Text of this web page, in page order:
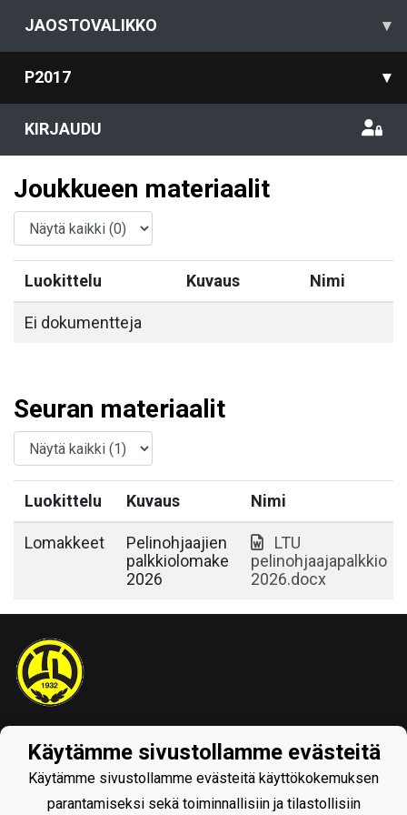
JAOSTOVALIKKO ▾
P2017 ▾
KIRJAUDU
Joukkueen materiaalit
Luokittelu Kuvaus Nimi
Ei dokumentteja
Seuran materiaalit
Luokittelu Kuvaus Nimi
Lomakkeet
Pelinohjaajien
palkkiolomake
2026
LTU
pelinohjaajapalkkio
2026.docx
Käytämme sivustollamme evästeitä
Käytämme sivustollamme evästeitä käyttökokemuksen
parantamiseksi sekä toiminnallisiin ja tilastollisiin